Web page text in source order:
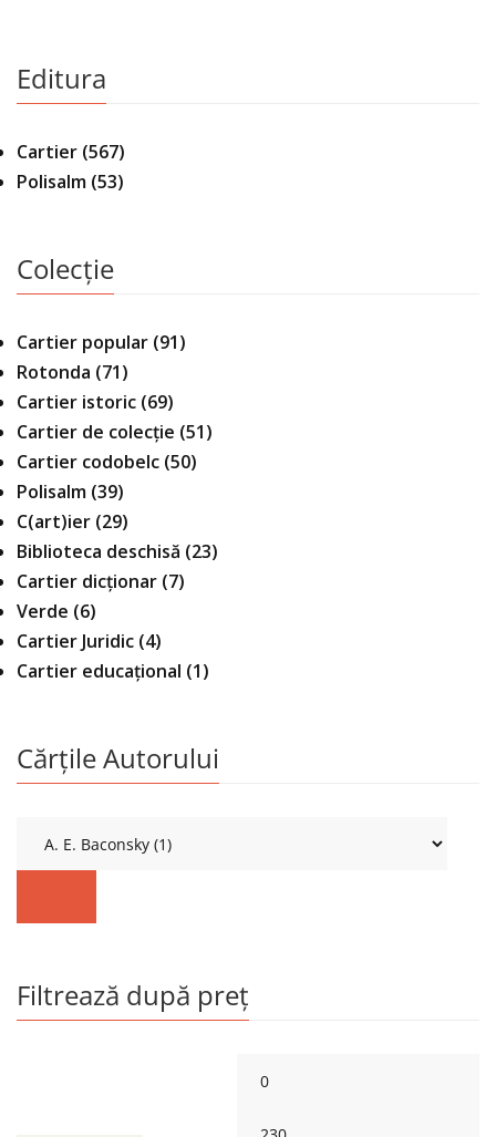
Editura
Cartier (567)
Polisalm (53)
Colecție
Cartier popular (91)
Rotonda (71)
Cartier istoric (69)
Cartier de colecție (51)
Cartier codobelc (50)
Polisalm (39)
C(art)ier (29)
Biblioteca deschisă (23)
Cartier dicționar (7)
Verde (6)
Cartier Juridic (4)
Cartier educațional (1)
Cărțile Autorului
Filtrează după preț